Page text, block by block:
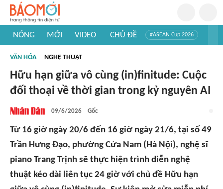
NÓNG MỚI VIDEO CHỦ ĐỀ #ASEAN Cup 2026
#Khám phá Việt Nam
VĂN HÓA NGHỆ THUẬT
Hữu hạn giữa vô cùng (in)finitude: Cuộc
đối thoại về thời gian trong kỷ nguyên AI
09/6/2026 Gốc
Từ 16 giờ ngày 20/6 đến 16 giờ ngày 21/6, tại số 49
Trần Hưng Đạo, phường Cửa Nam (Hà Nội), nghệ sĩ
piano Trang Trịnh sẽ thực hiện trình diễn nghệ
thuật kéo dài liên tục 24 giờ với chủ đề Hữu hạn